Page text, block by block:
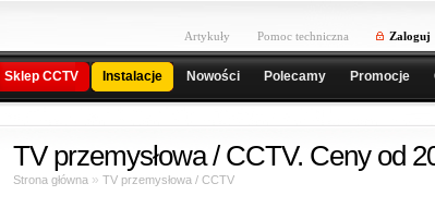
Artykuły Pomoc techniczna Zaloguj
Sklep CCTV Instalacje Nowości Polecamy Promocje
TV przemysłowa / CCTV. Ceny od
Strona główna » TV przemysłowa / CCTV